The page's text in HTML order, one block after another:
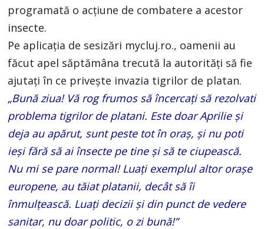
programată o acțiune de combatere a acestor
insecte.
Pe aplicaţia de sesizări mycluj.ro., oamenii au
făcut apel săptămâna trecută la autorităţi să fie
ajutaţi în ce priveşte invazia tigrilor de platan.
„Bună ziua! Vă rog frumos să încercaţi să rezolvati
problema tigrilor de platani. Este doar Aprilie şi
deja au apărut, sunt peste tot în oraş, şi nu poti
ieşi fără să ai însecte pe tine şi să te ciupească.
Nu mi se pare normal! Luaţi exemplul altor oraşe
europene, au tăiat platanii, decât să îi
înmulţească. Luaţi decizii şi din punct de vedere
sanitar, nu doar politic, o zi bună!”